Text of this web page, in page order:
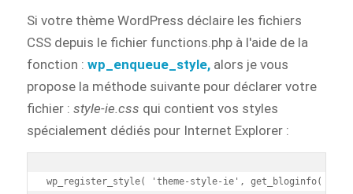
Si votre thème WordPress déclaire les fichiers
CSS depuis le fichier functions.php à l'aide de la
fonction : wp_enqueue_style, alors je vous
propose la méthode suivante pour déclarer votre
fichier : style-ie.css qui contient vos styles
spécialement dédiés pour Internet Explorer :
wp_register_style( 'theme-style-ie', get_bloginfo(